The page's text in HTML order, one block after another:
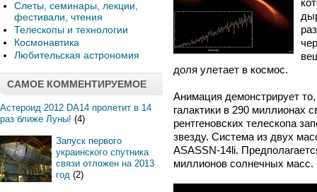
Слеты, семинары, лекции,
фестивали, чтения
Телескопы и технологии
Космонавтика
Любительская астрономия
САМОЕ КОММЕНТИРУЕМОЕ
Астероид 2012 DA14 пролетит в 14
раз ближе Луны! (4)
Запуск первого
украинского спутника
связи отложен на 2013
год (2)
доля улетает в космос.
Анимация демонстрирует
галактики в 290 миллионах
рентгеновских телескопа
звезду. Система из двух
ASASSN-14li.
миллионов солнечных масс.